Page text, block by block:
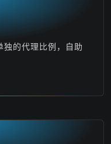
独的代理比例，自助